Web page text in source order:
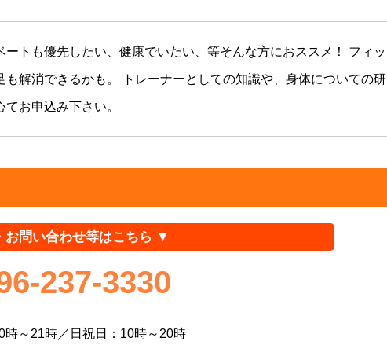
トも優先したい、健康でいたい、等そんな方におススメ！ フィッ
も解消できるかも。 トレーナーとしての知識や、身体についての研
お申込み下さい。
お問い合わせ等はこちら ▼
237-3330
時～21時／日祝日：10時～20時